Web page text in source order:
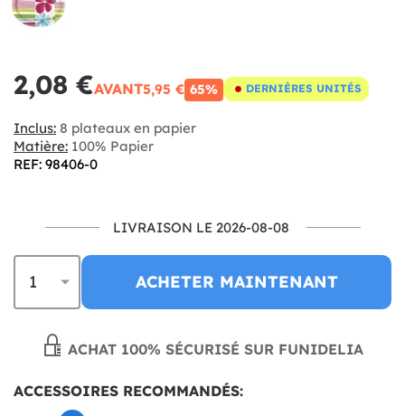
2,08 €AVANT5,95 € 65% DERNIÈRES UNITÉS
Inclus: 8 plateaux en papier
Matière: 100% Papier
REF: 98406-0
LIVRAISON LE 2026-08-08
ACHETER MAINTENANT
ACHAT 100% SÉCURISÉ SUR FUNIDELIA
ACCESSOIRES RECOMMANDÉS: